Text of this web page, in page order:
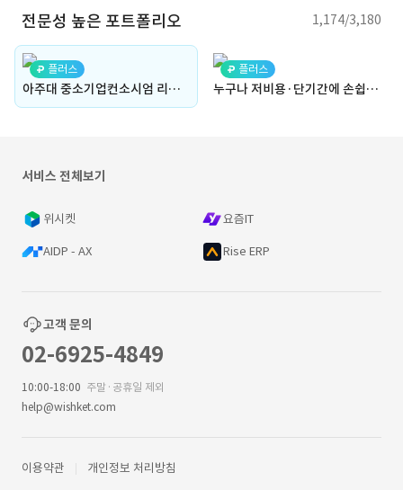
전문성 높은 포트폴리오 1,174/3,180
플러스
아주대 중소기업컨소시엄 리뉴얼 (홈페이지 리뉴얼, 교육 관리, 회원 관리, 강의 등록, 출석 관리, 자료실, 공지사항, LMS, 설문, 통계 분석)
플러스
누구나 저비용·단기간에 손쉽게 구축할 수 있는 No-Code 웹 빌더 개발
서비스 전체보기
위시켓 요즘IT
AIDP - AX Rise ERP
고객 문의
02-6925-4849
10:00-18:00 주말·공휴일 제외
help@wishket.com
이용약관 개인정보 처리방침